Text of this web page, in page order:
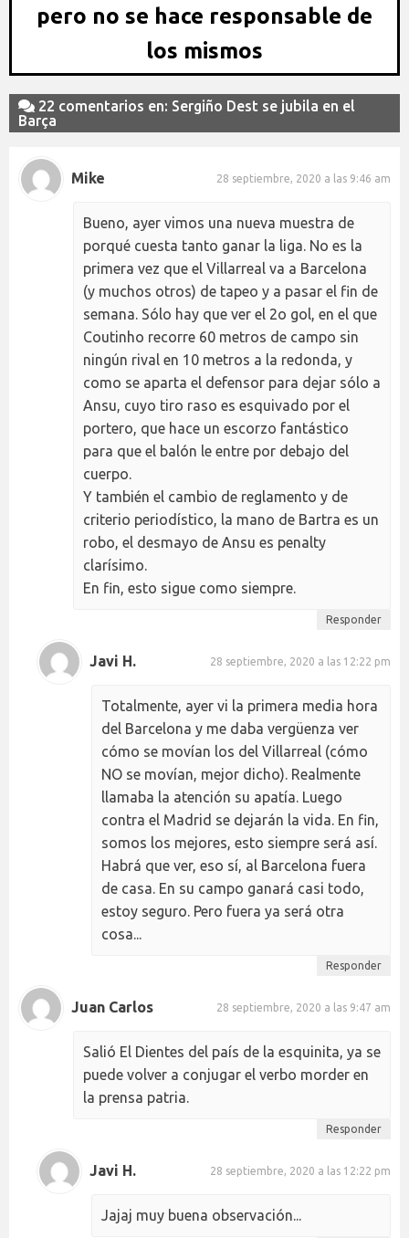
pero no se hace responsable de
los mismos
22 comentarios en: Sergiño Dest se jubila en el
Barça
Mike 28 septiembre, 2020 a las 9:46 am
Bueno, ayer vimos una nueva muestra de
porqué cuesta tanto ganar la liga. No es la
primera vez que el Villarreal va a Barcelona
(y muchos otros) de tapeo y a pasar el fin de
semana. Sólo hay que ver el 2o gol, en el que
Coutinho recorre 60 metros de campo sin
ningún rival en 10 metros a la redonda, y
como se aparta el defensor para dejar sólo a
Ansu, cuyo tiro raso es esquivado por el
portero, que hace un escorzo fantástico
para que el balón le entre por debajo del
cuerpo.
Y también el cambio de reglamento y de
criterio periodístico, la mano de Bartra es un
robo, el desmayo de Ansu es penalty
clarísimo.
En fin, esto sigue como siempre.
Responder
Javi H. 28 septiembre, 2020 a las 12:22 pm
Totalmente, ayer vi la primera media hora
del Barcelona y me daba vergüenza ver
cómo se movían los del Villarreal (cómo
NO se movían, mejor dicho). Realmente
llamaba la atención su apatía. Luego
contra el Madrid se dejarán la vida. En fin,
somos los mejores, esto siempre será así.
Habrá que ver, eso sí, al Barcelona fuera
de casa. En su campo ganará casi todo,
estoy seguro. Pero fuera ya será otra
cosa...
Responder
Juan Carlos 28 septiembre, 2020 a las 9:47 am
Salió El Dientes del país de la esquinita, ya se
puede volver a conjugar el verbo morder en
la prensa patria.
Responder
Javi H. 28 septiembre, 2020 a las 12:22 pm
Jajaj muy buena observación...